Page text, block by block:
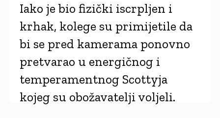
Iako je bio fizički iscrpljen i
krhak, kolege su primijetile da
bi se pred kamerama ponovno
pretvarao u energičnog i
temperamentnog Scottyja
kojeg su obožavatelji voljeli.